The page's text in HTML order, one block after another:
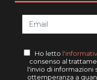
Ho letto
consenso al
l'invio di informazioni
ottemperanza a